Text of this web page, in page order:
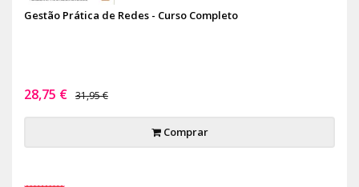
Gestão Prática de Redes - Curso Completo
28,75 € 31,95 €
Comprar